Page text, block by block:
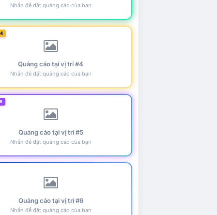
Nhấn để đặt quảng cáo của bạn
Quảng cáo tại vị trí #4
Nhấn để đặt quảng cáo của bạn
Quảng cáo tại vị trí #5
Nhấn để đặt quảng cáo của bạn
Quảng cáo tại vị trí #6
Nhấn để đặt quảng cáo của bạn